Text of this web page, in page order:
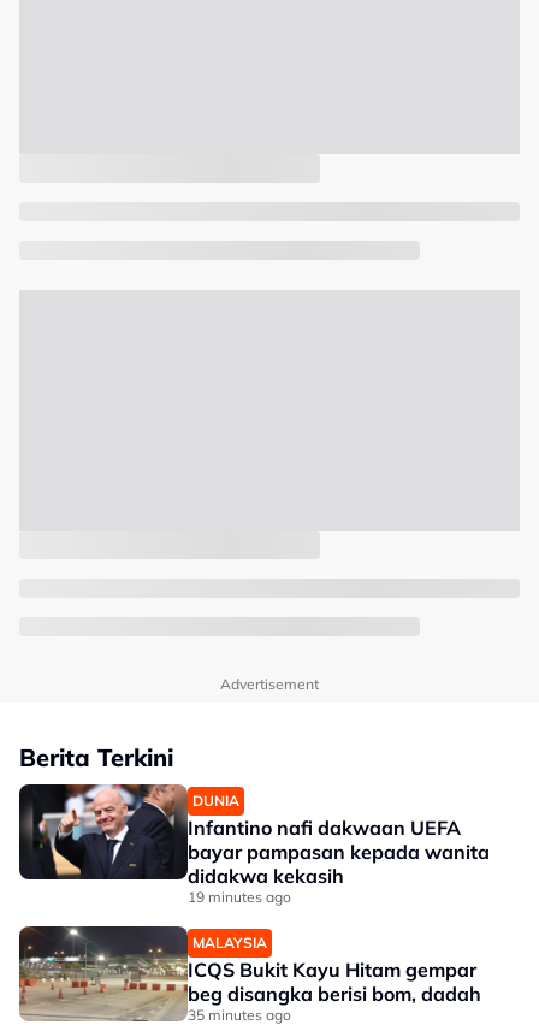
Advertisement
Berita Terkini
DUNIA
Infantino nafi dakwaan UEFA
bayar pampasan kepada wanita
didakwa kekasih
19 minutes ago
MALAYSIA
ICQS Bukit Kayu Hitam gempar
beg disangka berisi bom, dadah
35 minutes ago